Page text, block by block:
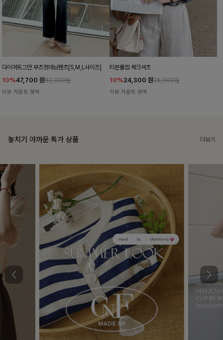
다이어트그만 부츠컷데님팬츠[S,M,L사이즈]
10%47,700 원52,900원
리뷰 카운트 영역
티븐롤업 체크셔츠
10%24,300 원26,900원
리뷰 카운트 영역
놓치기 아까운 특가 상품 더보기